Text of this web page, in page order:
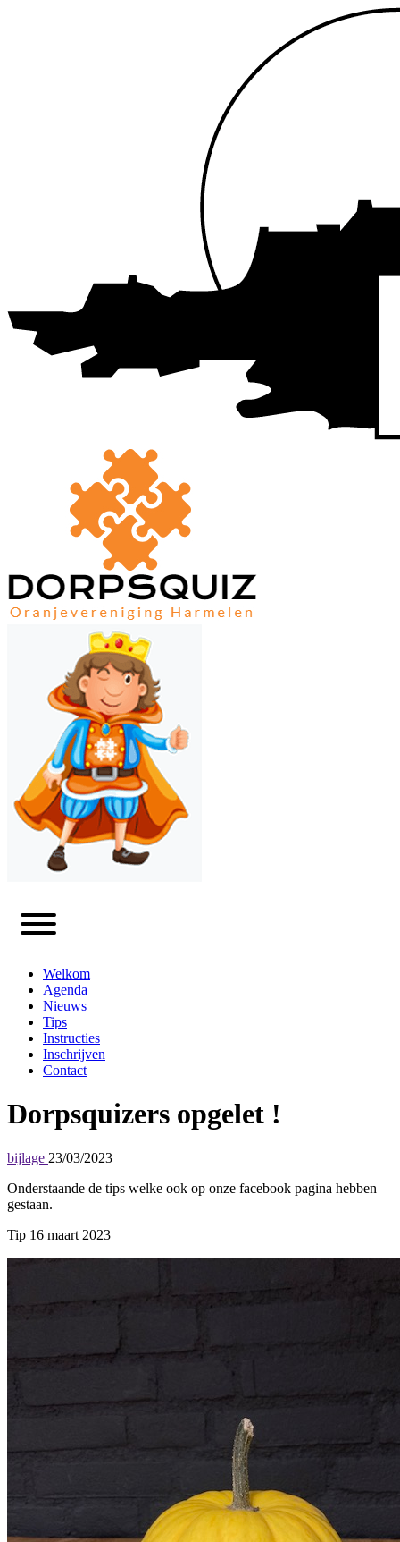
Welkom
Agenda
Nieuws
Tips
Instructies
Inschrijven
Contact
Dorpsquizers opgelet !
bijlage 23/03/2023
Onderstaande de tips welke ook op onze facebook pagina hebben
gestaan.
Tip 16 maart 2023